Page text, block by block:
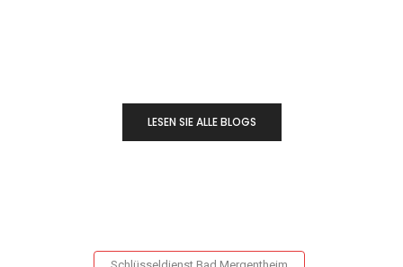
LESEN SIE ALLE BLOGS